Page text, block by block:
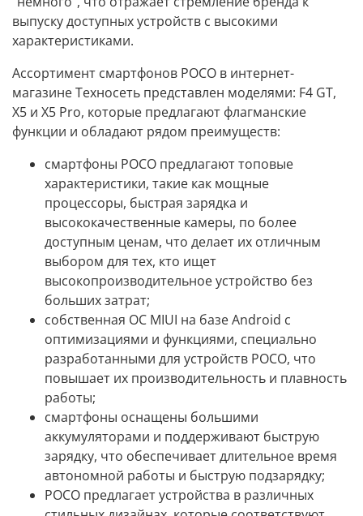
выпуску доступных устройств с высокими
характеристиками.
Ассортимент смартфонов POCO в интернет-
магазине Техносеть представлен моделями: F4 GT,
X5 и X5 Pro, которые предлагают флагманские
функции и обладают рядом преимуществ:
смартфоны POCO предлагают топовые
характеристики, такие как мощные
процессоры, быстрая зарядка и
высококачественные камеры, по более
доступным ценам, что делает их отличным
выбором для тех, кто ищет
высокопроизводительное устройство без
больших затрат;
собственная ОС MIUI на базе Android с
оптимизациями и функциями, специально
разработанными для устройств POCO, что
повышает их производительность и плавность
работы;
смартфоны оснащены большими
аккумуляторами и поддерживают быструю
зарядку, что обеспечивает длительное время
автономной работы и быструю подзарядку;
POCO предлагает устройства в различных